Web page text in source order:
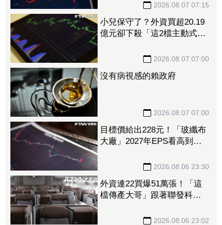
2026.08.07 07:15
小兒保守了？外資買超20.19
億元卻下殺「這2檔主動式大
2026.08.07 07:00
沒有病視感的賴政府
2026.08.07 07:00
目標價給出228元！「玻纖布
大廠」2027年EPS看高到
投資挹注營收 2026.08.06 23:30
外資連22買爆51萬張！「這
檔傳產大哥」跟著聯發科發
2026.08.06 23:02